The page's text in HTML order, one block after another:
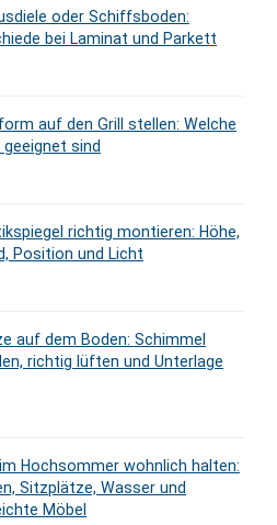
oder Schiffsboden:
bei Laminat und Parkett
auf den Grill stellen: Welche
geeignet sind
richtig montieren: Höhe,
Position und Licht
auf dem Boden: Schimmel
richtig lüften und Unterlage
Hochsommer wohnlich halten:
Sitzplätze, Wasser und
Möbel